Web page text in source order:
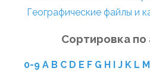
Географические файлы и
Сортировка по
0-9 A B C D E F G H I J K L M